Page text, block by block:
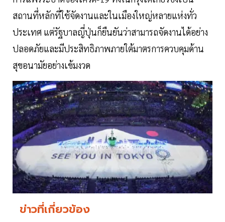
สถานที่หลักที่ใช้จัดงานและในเมืองใหญ่หลายแห่งทั่ว
ประเทศ แต่รัฐบาลญี่ปุ่นก็ยืนยันว่าสามารถจัดงานได้อย่าง
ปลอดภัยและมีประสิทธิภาพภายใต้มาตรการควบคุมด้าน
สุขอนามัยอย่างเข้มงวด
ข่าวที่เกี่ยวข้อง